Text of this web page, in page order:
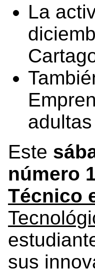
La
Este
número
Técnico
sus